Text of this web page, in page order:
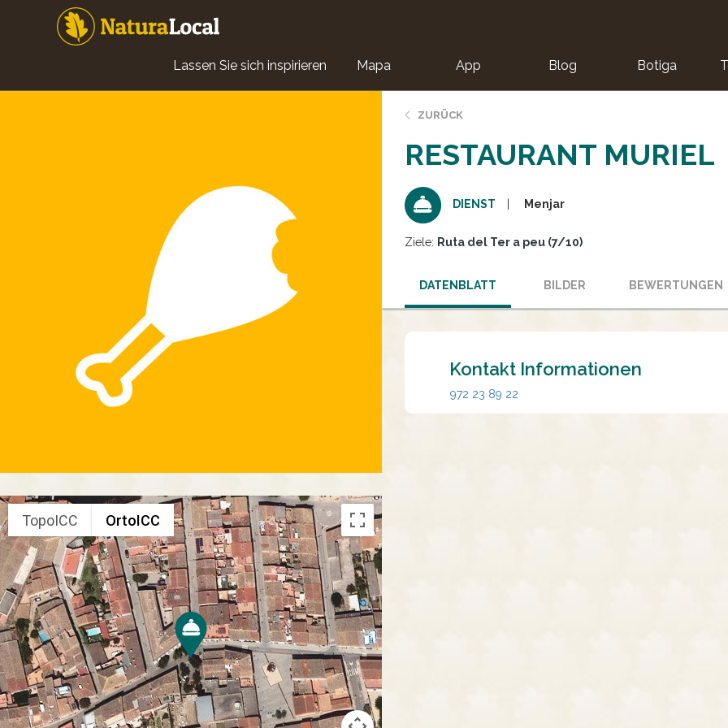
Main
navigation
Lassen Sie sich inspirieren Mapa App Blog Botiga
TopoICC OrtoICC
ZURÜCK
RESTAURANT MURIEL
DIENST Menjar
Ziele: Ruta del Ter a peu (7/10)
DATENBLATT BILDER BEWERTUNGEN
Kontakt Informationen
972 23 89 22